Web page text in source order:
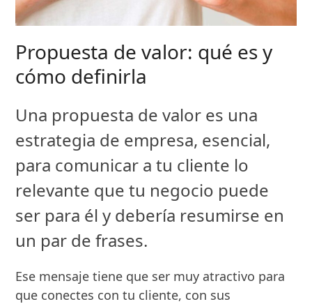
Propuesta de valor: qué es y
cómo definirla
Una propuesta de valor es una
estrategia de empresa, esencial,
para comunicar a tu cliente lo
relevante que tu negocio puede
ser para él y debería resumirse en
un par de frases.
Ese mensaje tiene que ser muy atractivo para
que conectes con tu cliente, con sus